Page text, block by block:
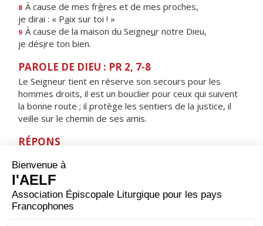
8 À cause de mes frères et de mes proches,
je dirai : « Paix sur toi ! »
9 À cause de la maison du Seigneur notre Dieu,
je désire ton bien.
PAROLE DE DIEU : PR 2, 7-8
Le Seigneur tient en réserve son secours pour les
hommes droits, il est un bouclier pour ceux qui suivent
la bonne route ; il protège les sentiers de la justice, il
veille sur le chemin de ses amis.
RÉPONS
le maître de tous ses biens.
ORAISON
Dieu tout-puissant, à l’aube des temps nouveaux, tu as